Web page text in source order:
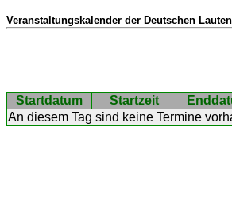
Veranstaltungskalender der Deutschen
Startdatum Startzeit
An diesem Tag sind keine Termine